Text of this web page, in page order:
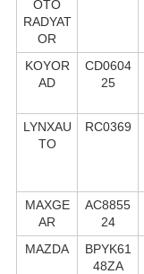
OTO
RADYAT
OR
KOYOR
AD
CD0604
25
LYNXAU
TO
RC0369
MAXGE
AR
AC8855
24
MAZDA
BPYK61
48ZA